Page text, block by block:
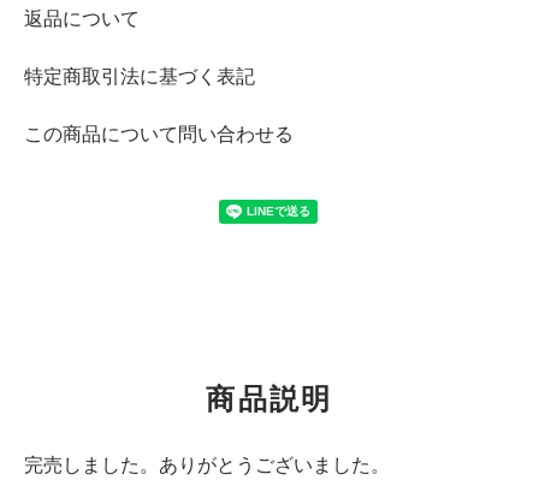
返品について
特定商取引法に基づく表記
この商品について問い合わせる
商品説明
完売しました。ありがとうございました。